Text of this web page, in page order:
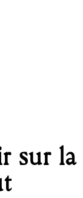
sur la